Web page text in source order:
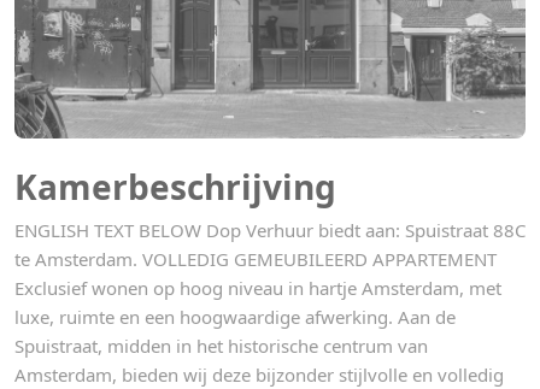
Kamerbeschrijving
ENGLISH TEXT BELOW Dop Verhuur biedt aan: Spuistraat 88C
te Amsterdam. VOLLEDIG GEMEUBILEERD APPARTEMENT
Exclusief wonen op hoog niveau in hartje Amsterdam, met
luxe, ruimte en een hoogwaardige afwerking. Aan de
Spuistraat, midden in het historische centrum van
Amsterdam, bieden wij deze bijzonder stijlvolle en volledig